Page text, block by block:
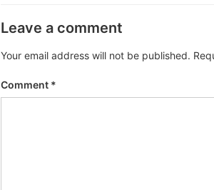
Leave a comment
Your email address will not be published.
Comment *